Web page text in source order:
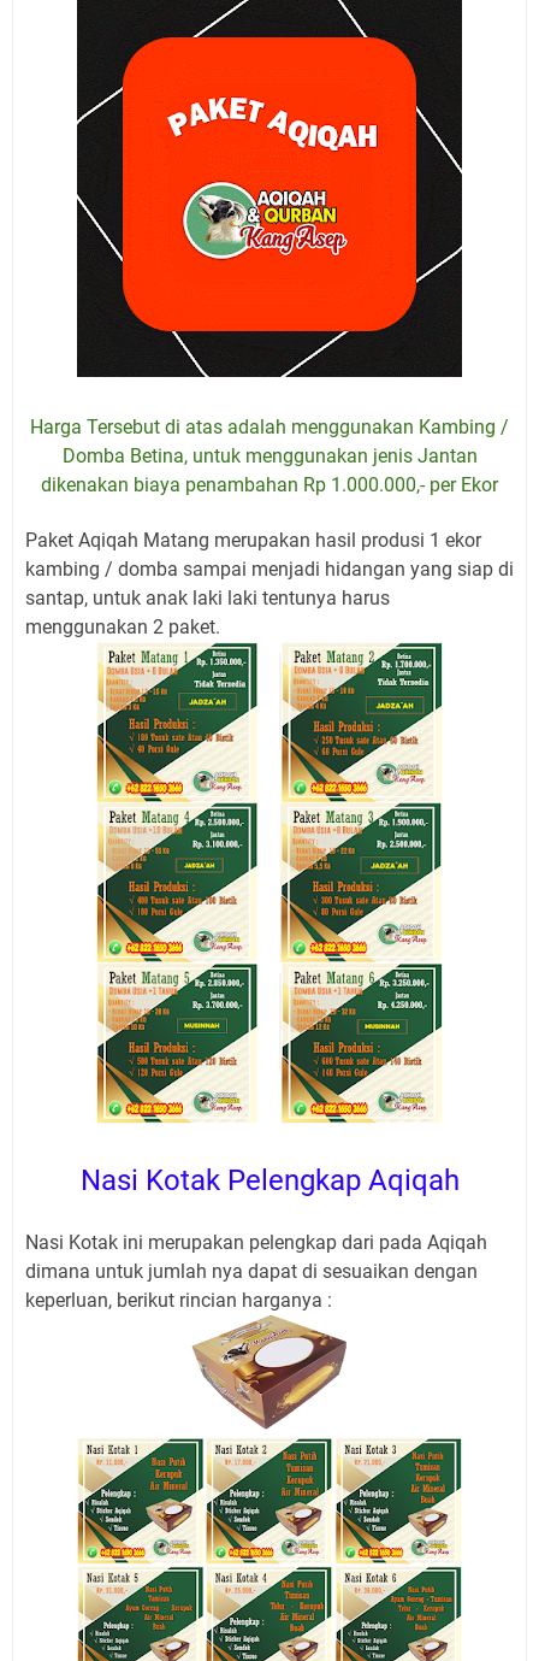
Harga Tersebut di atas adalah menggunakan Kambing /
Domba Betina, untuk menggunakan jenis Jantan
dikenakan biaya penambahan Rp 1.000.000,- per Ekor
Paket Aqiqah Matang merupakan hasil produsi 1 ekor
kambing / domba sampai menjadi hidangan yang siap di
santap, untuk anak laki laki tentunya harus
menggunakan 2 paket.
Nasi Kotak Pelengkap Aqiqah
Nasi Kotak ini merupakan pelengkap dari pada Aqiqah
dimana untuk jumlah nya dapat di sesuaikan dengan
keperluan, berikut rincian harganya :